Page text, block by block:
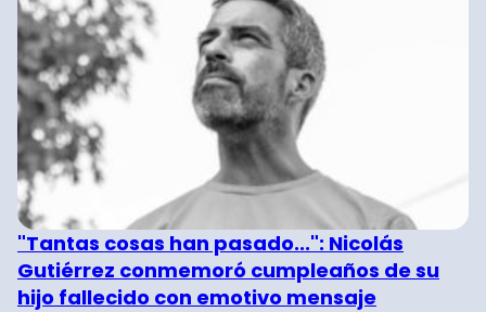
"Tantas cosas han pasado...": Nicolás
Gutiérrez conmemoró cumpleaños de su
hijo fallecido con emotivo mensaje